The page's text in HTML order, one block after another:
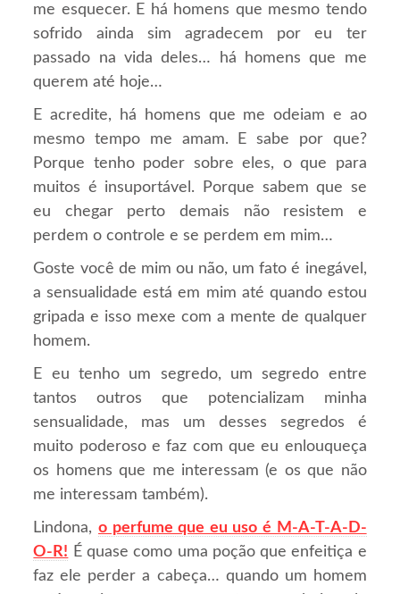
me esquecer. E há homens que mesmo tendo
sofrido ainda sim agradecem por eu ter
passado na vida deles… há homens que me
querem até hoje…
E acredite, há homens que me odeiam e ao
mesmo tempo me amam. E sabe por que?
Porque tenho poder sobre eles, o que para
muitos é insuportável. Porque sabem que se
eu chegar perto demais não resistem e
perdem o controle e se perdem em mim…
Goste você de mim ou não, um fato é inegável,
a sensualidade está em mim até quando estou
gripada e isso mexe com a mente de qualquer
homem.
E eu tenho um segredo, um segredo entre
tantos outros que potencializam minha
sensualidade, mas um desses segredos é
muito poderoso e faz com que eu enlouqueça
os homens que me interessam (e os que não
me interessam também).
Lindona,o perfume que eu uso é M-A-T-A-D-
O-R! É quase como uma poção que enfeitiça e
faz ele perder a cabeça… quando um homem